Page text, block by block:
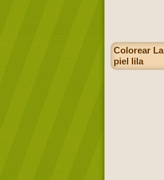
Colorear
piel lila